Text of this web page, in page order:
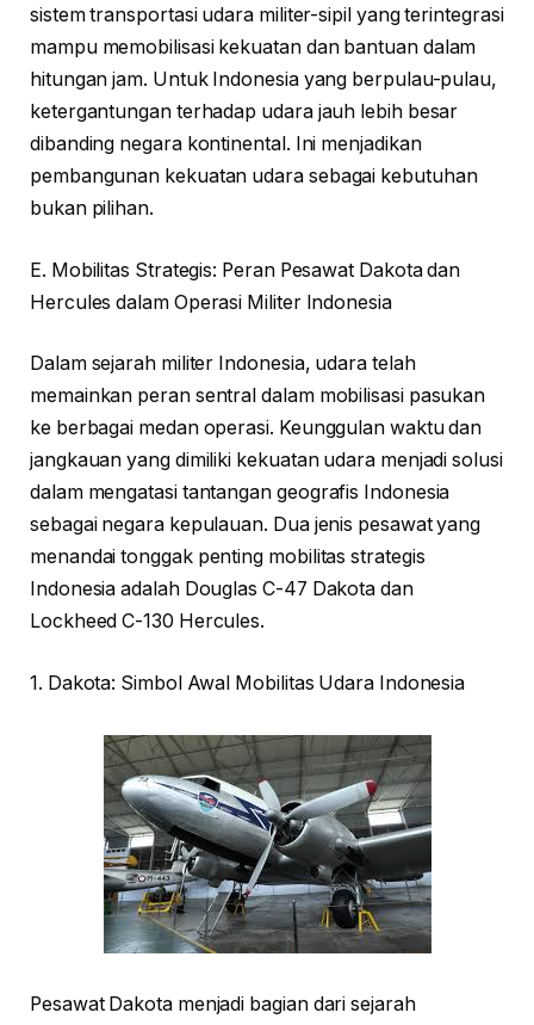
sistem transportasi udara militer-sipil yang terintegrasi
mampu memobilisasi kekuatan dan bantuan dalam
hitungan jam. Untuk Indonesia yang berpulau-pulau,
ketergantungan terhadap udara jauh lebih besar
dibanding negara kontinental. Ini menjadikan
pembangunan kekuatan udara sebagai kebutuhan
bukan pilihan.
E. Mobilitas Strategis: Peran Pesawat Dakota dan
Hercules dalam Operasi Militer Indonesia
Dalam sejarah militer Indonesia, udara telah
memainkan peran sentral dalam mobilisasi pasukan
ke berbagai medan operasi. Keunggulan waktu dan
jangkauan yang dimiliki kekuatan udara menjadi solusi
dalam mengatasi tantangan geografis Indonesia
sebagai negara kepulauan. Dua jenis pesawat yang
menandai tonggak penting mobilitas strategis
Indonesia adalah Douglas C-47 Dakota dan
Lockheed C-130 Hercules.
1. Dakota: Simbol Awal Mobilitas Udara Indonesia
Pesawat Dakota menjadi bagian dari sejarah